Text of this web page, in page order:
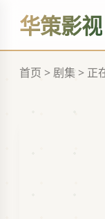
华策影视
首页 > 剧集 > 正
立
观
看